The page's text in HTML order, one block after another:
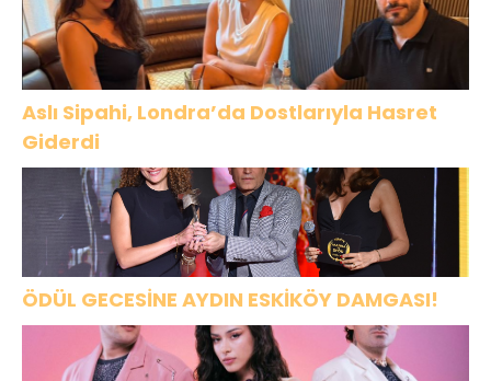
Aslı Sipahi, Londra’da Dostlarıyla Hasret
Giderdi
ÖDÜL GECESİNE AYDIN ESKİKÖY DAMGASI!